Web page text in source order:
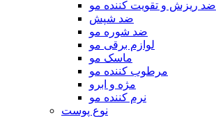
ضد ریزش و تقویت کننده مو
ضد شپش
ضد شوره مو
لوازم برقی مو
ماسک مو
مرطوب کننده مو
مژه و ابرو
نرم کننده مو
نوع پوست